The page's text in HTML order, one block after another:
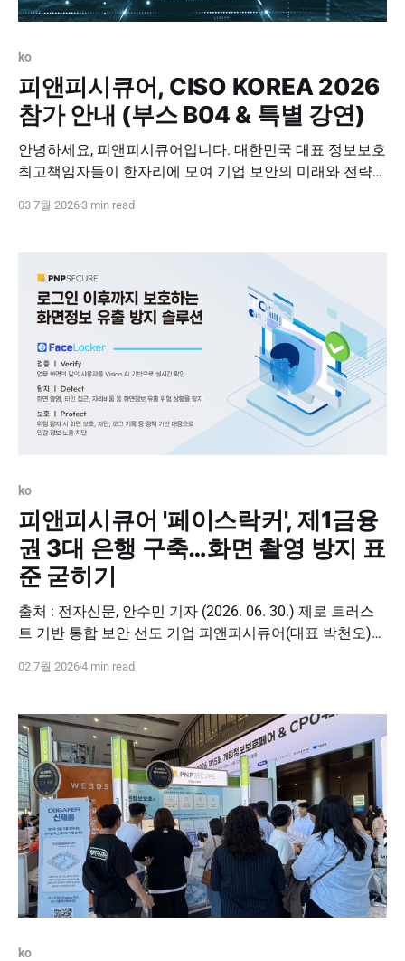
ko
피앤피시큐어, CISO KOREA 2026
참가 안내 (부스 B04 & 특별 강연)
안녕하세요, 피앤피시큐어입니다. 대한민국 대표 정보보호
최고책임자들이 한자리에 모여 기업 보안의 미래와 전략을
임이 '방어'에서 '선제적 통제'로 변화하는 지금, 피앤피시큐
지 않는 내부 자산과 데이터 사각지대'를
03 7월 20263 min read
ko
피앤피시큐어 '페이스락커', 제1금융
권 3대 은행 구축…화면 촬영 방지 표
준 굳히기
출처 : 전자신문, 안수민 기자 (2026. 06. 30.) 제로 트러스
트 기반 통합 보안 선도 기업 피앤피시큐어(대표 박천오)는
(FaceLocker)'를 국내 메이저 A은행과 공급계약을 마치고
축계약을 계기로 페이스락커는 대한민국 금융을 대표하는
시중 3개 대형 은행을
02 7월 20264 min read
ko